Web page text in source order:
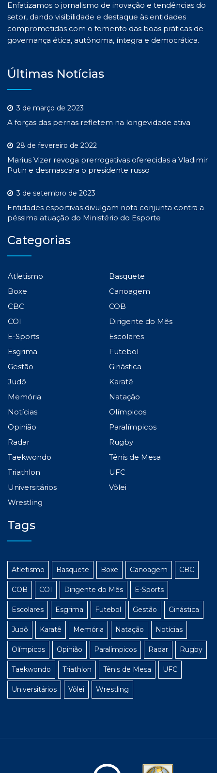
Enfatizamos o jornalismo de inovação e tendências do
setor, dando visibilidade e destaque às entidades
comprometidas com o fomento das boas práticas de
governança ética, autônoma, íntegra e democrática.
Últimas Notícias
3 de março de 2023
A forças das pernas refletem na longevidade ativa
28 de fevereiro de 2022
Marius Vizer revoga prerrogativas oferecidas a Vladimir
Putin e desmascara o presidente russo
3 de setembro de 2023
Entidades esportivas divulgam nota conjunta contra a
péssima atuação do Ministério do Esporte
Categorias
Atletismo
Basquete
Boxe
Canoagem
CBC
COB
COI
Dirigente do Mês
E-Sports
Escolares
Esgrima
Futebol
Gestão
Ginástica
Judô
Karatê
Memória
Natação
Notícias
Olímpicos
Opinião
Paralímpicos
Radar
Rugby
Taekwondo
Tênis de Mesa
Triathlon
UFC
Universitários
Vôlei
Wrestling
Tags
Atletismo Basquete Boxe Canoagem CBC
COB COI Dirigente do Mês E-Sports
Escolares Esgrima Futebol Gestão Ginástica
Judô Karatê Memória Natação Notícias
Olímpicos Opinião Paralímpicos Radar Rugby
Taekwondo Triathlon Tênis de Mesa UFC
Universitários Vôlei Wrestling